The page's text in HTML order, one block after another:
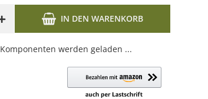
IN DEN WARENKORB
Komponenten werden geladen ...